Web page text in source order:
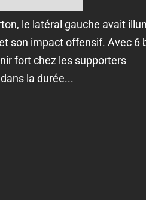
le latéral gauche avait
son impact offensif. Avec 6
fort chez les supporters
la durée...